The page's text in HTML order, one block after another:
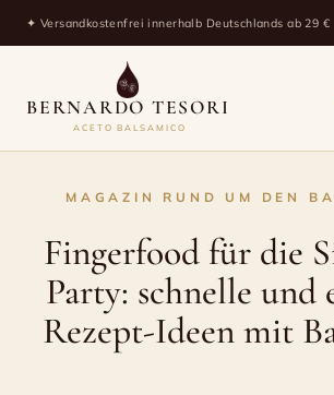
✦ Versandkostenfrei innerhalb Deutschlands ab 29 €
BERNARDO TESORI
ACETO BALSAMICO
Silvester-
Party:
MAGAZIN RUND UM DEN
Fingerfood für die
Party: schnelle und
Rezept-Ideen mit